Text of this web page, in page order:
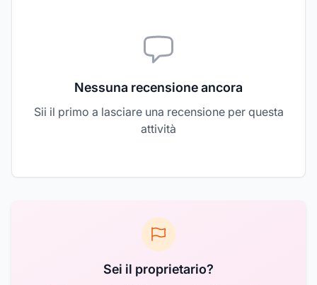
Nessuna recensione ancora
Sii il primo a lasciare una recensione per questa
attività
Sei il proprietario?